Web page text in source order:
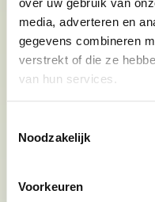
media, adverteren en
gegevens combineren
verstrekt of die ze
van hun services.
Noodzakelijk
Voorkeuren
Bekijk
Veel bedrijven kiezen
karakter. Zo zijn gas,